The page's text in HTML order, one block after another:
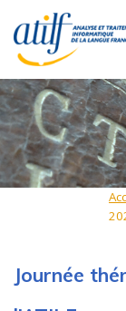
content
Journée